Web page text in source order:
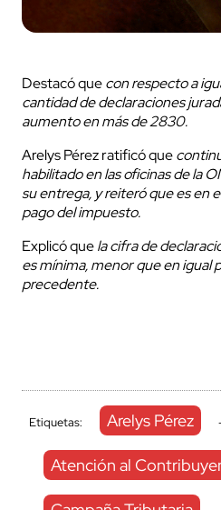
Destacó quecon respecto a
cantidad de declaraciones
aumento en más de 2830.
Arelys Pérez ratificó que
habilitado en las oficinas de la
su entrega, y reiteró que es en
pago del impuesto.
Explicó quela cifra de
es mínima, menor que en igual
precedente.
Etiquetas: Arelys Pérez
Atención al